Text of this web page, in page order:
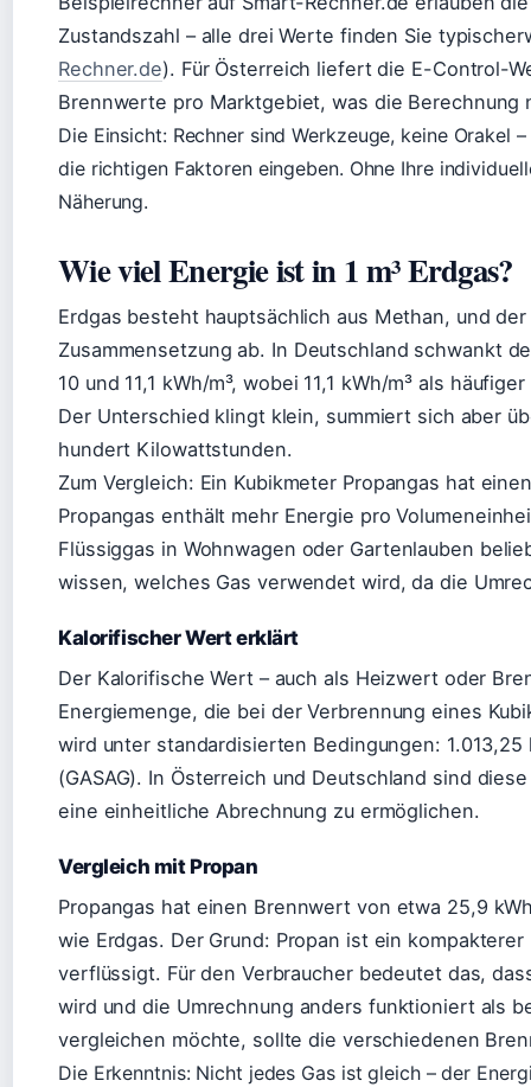
Zustandszahl – alle drei Werte finden Sie
Rechner.de). Für Österreich liefert die E-Control-
Brennwerte pro Marktgebiet, was die Berechnung
Die Einsicht: Rechner sind Werkzeuge, keine Orakel
die richtigen Faktoren eingeben. Ohne Ihre
Näherung.
Wie viel Energie ist in 1 m³ Erdgas?
Erdgas besteht hauptsächlich aus Methan, und
Zusammensetzung ab. In Deutschland schwankt
10 und 11,1 kWh/m³, wobei 11,1 kWh/m³ als
Der Unterschied klingt klein, summiert sich aber
hundert Kilowattstunden.
Zum Vergleich: Ein Kubikmeter Propangas hat
Propangas enthält mehr Energie pro
Flüssiggas in Wohnwagen oder Gartenlauben
wissen, welches Gas verwendet wird, da die
Kalorifischer Wert erklärt
Der Kalorifische Wert – auch als Heizwert oder
Energiemenge, die bei der Verbrennung eines
wird unter standardisierten Bedingungen: 1.013,25
(GASAG). In Österreich und Deutschland sind
eine einheitliche Abrechnung zu ermöglichen.
Vergleich mit Propan
Propangas hat einen Brennwert von etwa 25,9
wie Erdgas. Der Grund: Propan ist ein
verflüssigt. Für den Verbraucher bedeutet das,
wird und die Umrechnung anders funktioniert als
vergleichen möchte, sollte die verschiedenen
Die Erkenntnis: Nicht jedes Gas ist gleich – der